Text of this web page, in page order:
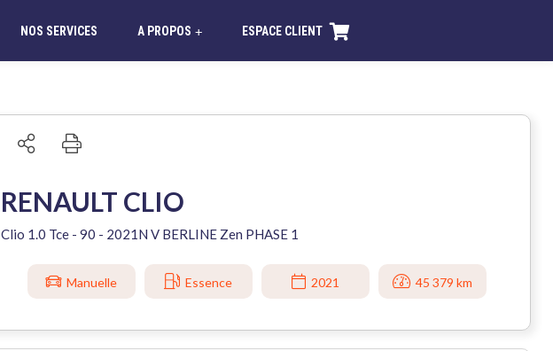
NOS SERVICES +
A PROPOS ESPACE CLIENT
RENAULT CLIO
Clio 1.0 Tce - 90 - 2021N V BERLINE Zen PHASE 1
Manuelle Essence 2021 45 379 km